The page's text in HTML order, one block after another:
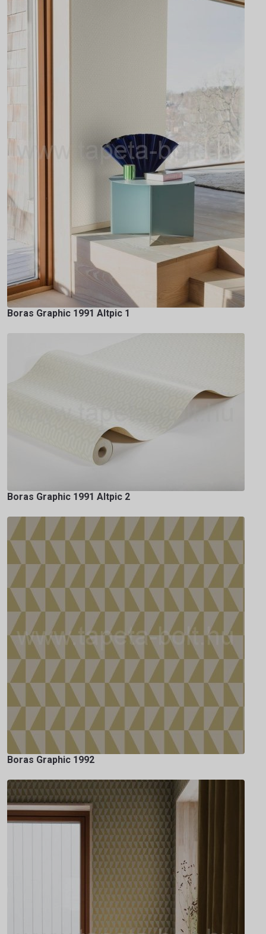
Boras Graphic 1991 Altpic 1
Boras Graphic 1991 Altpic 2
Boras Graphic 1992